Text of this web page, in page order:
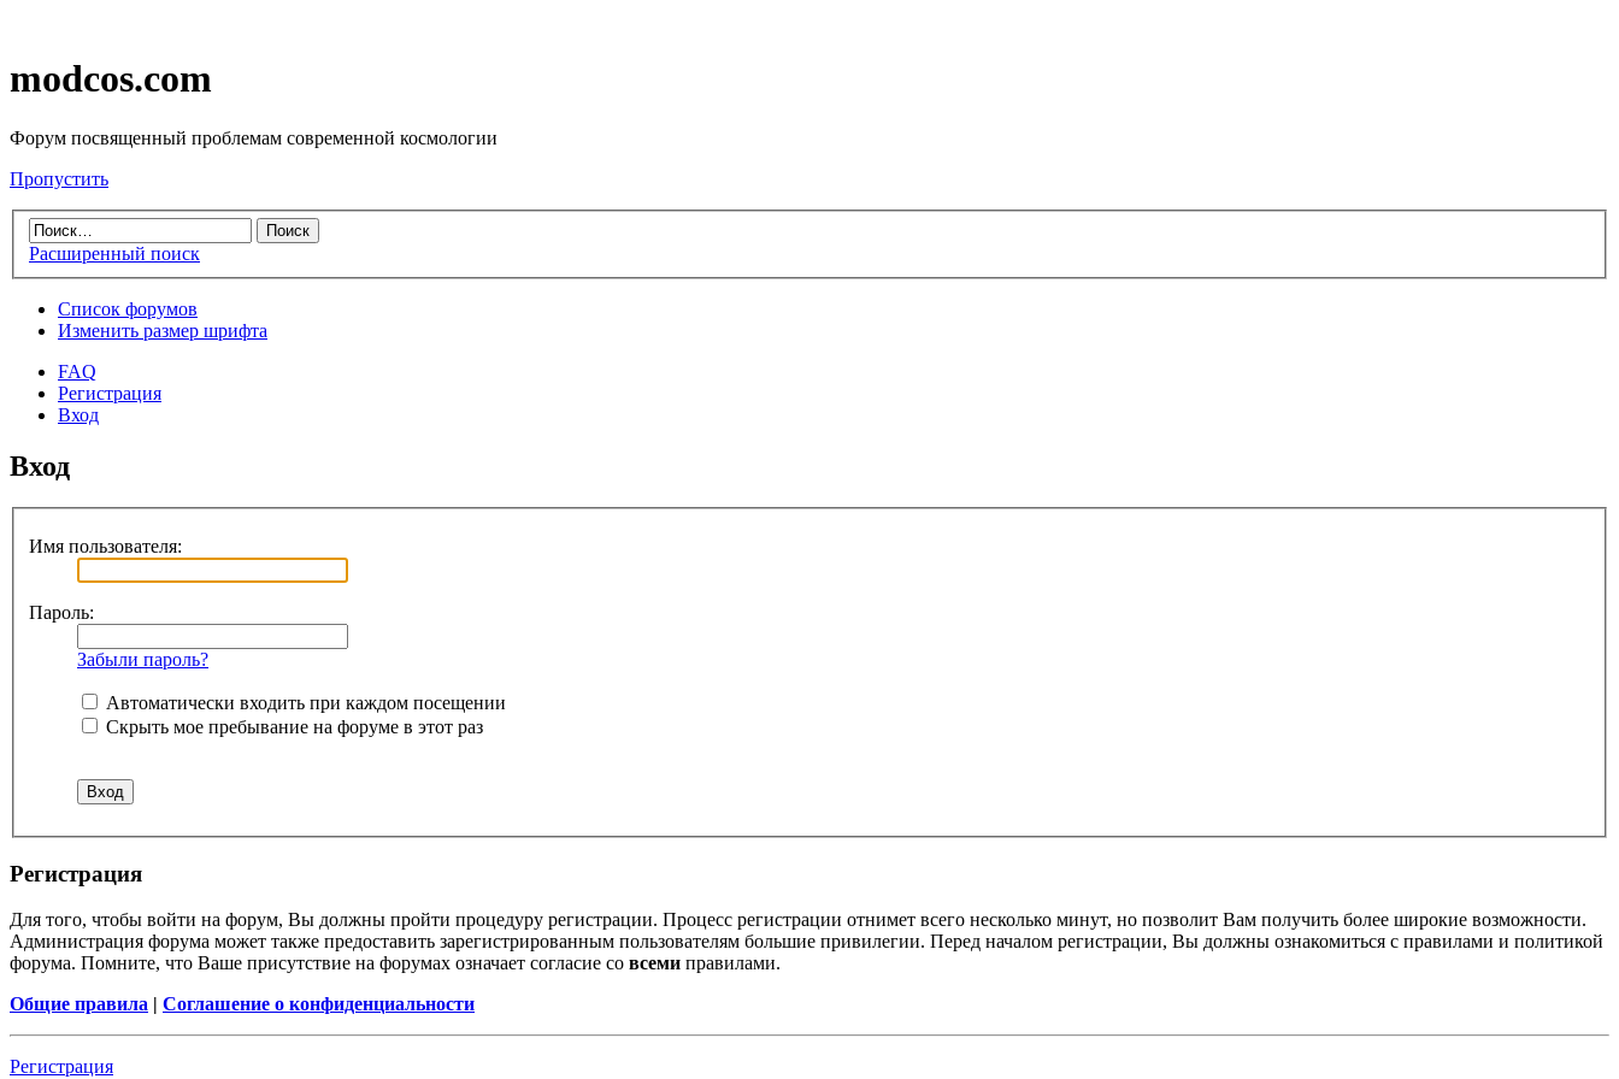
modcos.com
Форум посвященный проблемам современной космологии
Пропустить
Расширенный поиск
Список форумов
Изменить размер шрифта
FAQ
Регистрация
Вход
Вход
Имя пользователя:
Пароль:
Забыли пароль?
Автоматически входить при каждом посещении
Скрыть мое пребывание на форуме в этот раз
Регистрация
Для того, чтобы войти на форум, Вы должны пройти процедуру регистрации. Процесс регистрации отнимет всего несколько минут, но позволит Вам получить более широкие возможности.
Администрация форума может также предоставить зарегистрированным пользователям большие привилегии. Перед началом регистрации, Вы должны ознакомиться с правилами и политикой
форума. Помните, что Ваше присутствие на форумах означает согласие со всеми правилами.
Общие правила | Соглашение о конфиденциальности
Регистрация